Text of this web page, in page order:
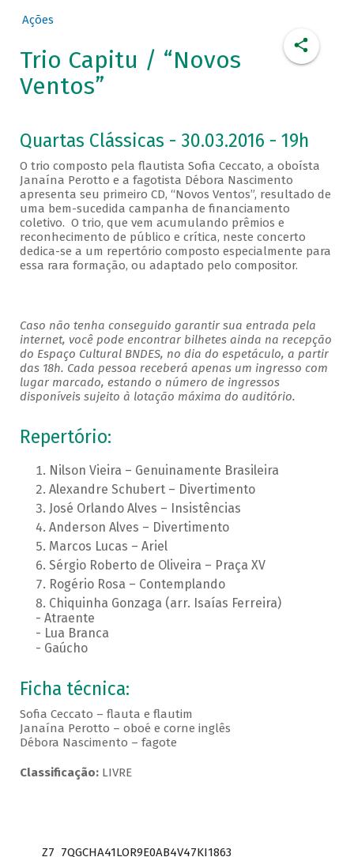
Ações
Trio Capitu / “Novos
Ventos”
Quartas Clássicas - 30.03.2016 - 19h
O trio composto pela flautista Sofia Ceccato, a oboísta
Janaína Perotto e a fagotista Débora Nascimento
apresenta seu primeiro CD, “Novos Ventos”, resultado de
uma bem-sucedida campanha de financiamento
coletivo. O trio, que vem acumulando prêmios e
reconhecimento de público e crítica, neste concerto
dedica-se a um repertório composto especialmente para
essa rara formação, ou adaptado pelo compositor.
Caso não tenha conseguido garantir sua entrada pela
internet, você pode encontrar bilhetes ainda na recepção
do Espaço Cultural BNDES, no dia do espetáculo, a partir
das 18h. Cada pessoa receberá apenas um ingresso com
lugar marcado, estando o número de ingressos
disponíveis sujeito à lotação máxima do auditório.
Repertório:
Nilson Vieira – Genuinamente Brasileira
Alexandre Schubert – Divertimento
José Orlando Alves – Insistências
Anderson Alves – Divertimento
Marcos Lucas – Ariel
Sérgio Roberto de Oliveira – Praça XV
Rogério Rosa – Contemplando
Chiquinha Gonzaga (arr. Isaías Ferreira)
- Atraente
- Lua Branca
- Gaúcho
Ficha técnica:
Sofia Ceccato – flauta e flautim
Janaína Perotto – oboé e corne inglês
Débora Nascimento – fagote
Classificação:LIVRE
Z7_7QGCHA41LOR9E0AB4V47KI1863